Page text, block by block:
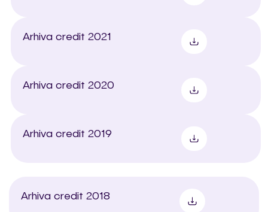
Arhiva credit 2021
Arhiva credit 2020
Arhiva credit 2019
Arhiva credit 2018